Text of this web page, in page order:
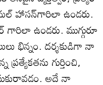
హాసన్‌గారిలా ఉండరు.
ఉండరు. ముగ్గురూ
భిన్నం. దర్శకుడిగా నా
గుర్తించి,
అదే నా